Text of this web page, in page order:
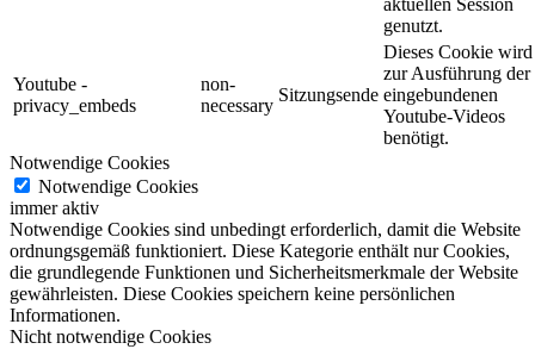
aktuellen Session
genutzt.
Youtube -
privacy_embeds
non-
necessary
Sitzungsende
Dieses Cookie wird
zur Ausführung der
eingebundenen
Youtube-Videos
benötigt.
Notwendige Cookies
Notwendige Cookies
immer aktiv
Notwendige Cookies sind unbedingt erforderlich, damit die Website
ordnungsgemäß funktioniert. Diese Kategorie enthält nur Cookies,
die grundlegende Funktionen und Sicherheitsmerkmale der Website
gewährleisten. Diese Cookies speichern keine persönlichen
Informationen.
Nicht notwendige Cookies